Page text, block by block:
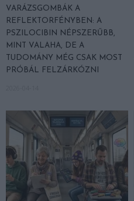
VARÁZSGOMBÁK A
REFLEKTORFÉNYBEN: A
PSZILOCIBIN NÉPSZERŰBB,
MINT VALAHA, DE A
TUDOMÁNY MÉG CSAK MOST
PRÓBÁL FELZÁRKÓZNI